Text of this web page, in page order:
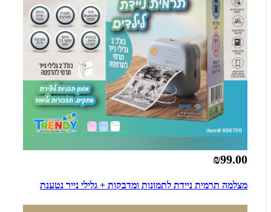
₪99.00
מצלמה תרמית ניידת לתמונות ומדבקות + גלילי נייר נטענת